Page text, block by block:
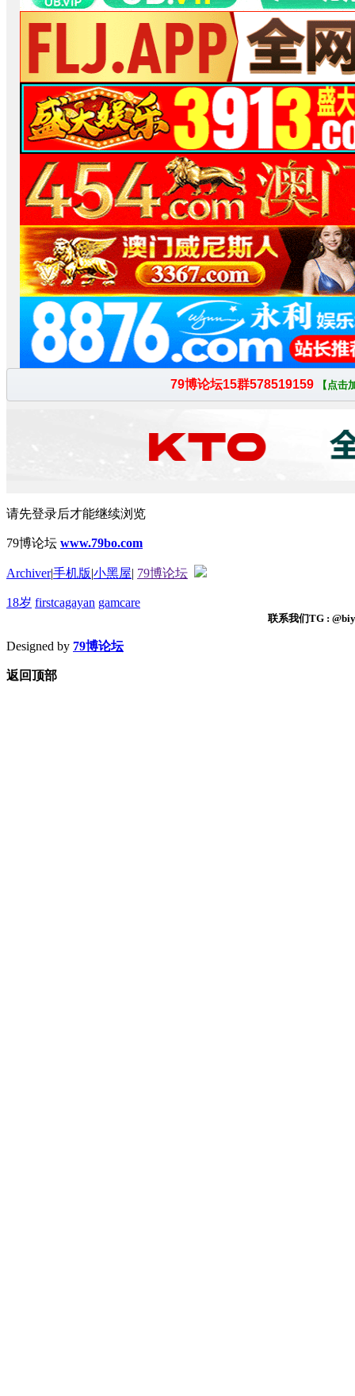
请先登录后才能继续浏览
79博论坛 www.79bo.com
Archiver|手机版|小黑屋| 79博论坛
18岁 firstcagayan gamcare
联系我们TG :
Designed by 79博论坛
返回顶部